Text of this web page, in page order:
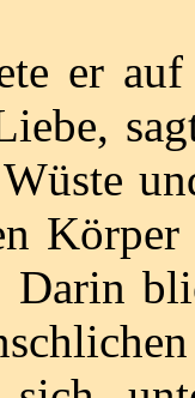
er
Darin